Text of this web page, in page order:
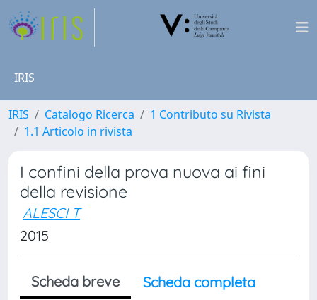
IRIS
IRIS Catalogo Ricerca
1 Contributo su Rivista
1.1 Articolo in rivista
I confini della prova nuova ai fini
della revisione
ALESCI T
2015
Scheda breve
Scheda completa